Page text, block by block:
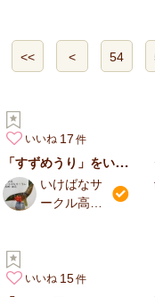
<< < 54
いいね 17
「すずめうり」をいける
いけばなサ
ークル高野
いいね 15